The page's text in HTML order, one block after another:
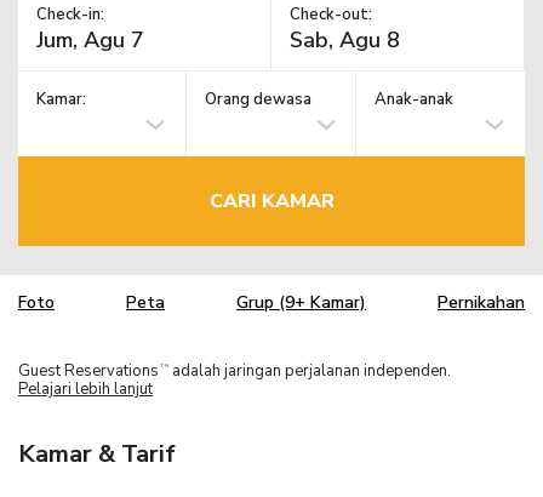
Check-in: Check-out:
Kamar: Orang dewasa Anak-anak
CARI KAMAR
Foto Peta Grup (9+ Kamar) Pernikahan
Guest Reservations TM
adalah jaringan perjalanan independen.
Pelajari lebih lanjut
Kamar & Tarif